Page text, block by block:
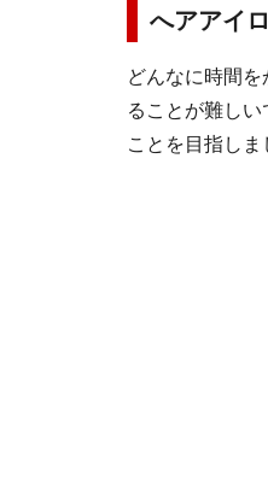
へアアイ
どんなに時間
ることが難し
ことを目指しま